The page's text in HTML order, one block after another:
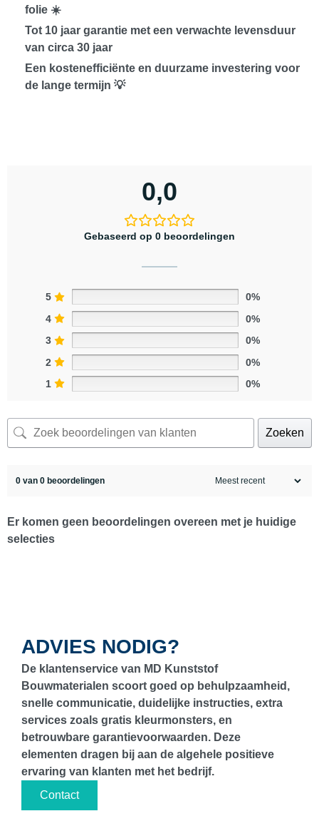
folie ☀️
Tot 10 jaar garantie met een verwachte levensduur
van circa 30 jaar
Een kostenefficiënte en duurzame investering voor
de lange termijn 💡
0,0
Gebaseerd op 0 beoordelingen
5
0%
4
0%
3
0%
2
0%
1
0%
Zoeken
0 van 0 beoordelingen
Er komen geen beoordelingen overeen met je huidige
selecties
ADVIES NODIG?
De klantenservice van MD Kunststof
Bouwmaterialen scoort goed op behulpzaamheid,
snelle communicatie, duidelijke instructies, extra
services zoals gratis kleurmonsters, en
betrouwbare garantievoorwaarden. Deze
elementen dragen bij aan de algehele positieve
ervaring van klanten met het bedrijf.
Contact